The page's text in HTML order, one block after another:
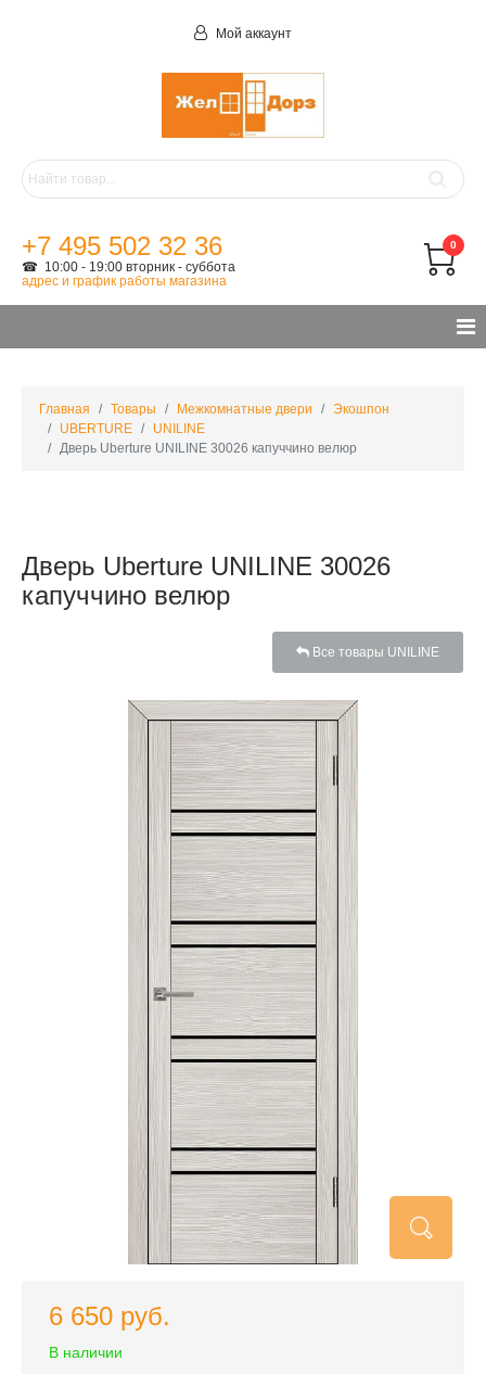
Мой аккаунт
+7 495 502 32 36
☎ 10:00 - 19:00 вторник - суббота
адрес и график работы магазина
0
Главная Товары Межкомнатные двери
Экошпон
UBERTURE
UNILINE
Дверь Uberture UNILINE 30026 капуччино велюр
Дверь Uberture UNILINE 30026
капуччино велюр
Все товары UNILINE
6 650 руб.
В наличии